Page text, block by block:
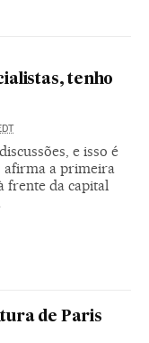
tenho
e isso é
afirma a primeira
frente da capital
de Paris